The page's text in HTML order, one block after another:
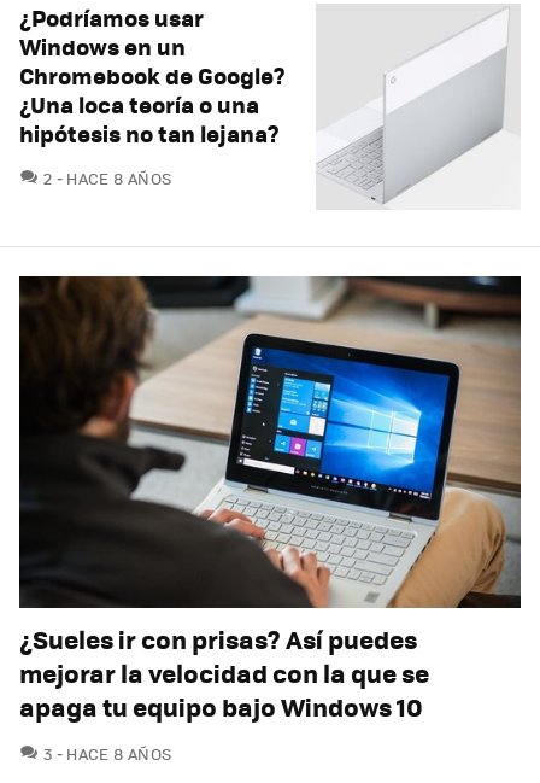
¿Podríamos usar
Windows en un
Chromebook de Google?
¿Una loca teoría o una
hipótesis no tan lejana?
2 COMENTARIOS
HACE 8 AÑOS
¿Sueles ir con prisas? Así puedes
mejorar la velocidad con la que se
apaga tu equipo bajo Windows 10
3 COMENTARIOS
HACE 8 AÑOS